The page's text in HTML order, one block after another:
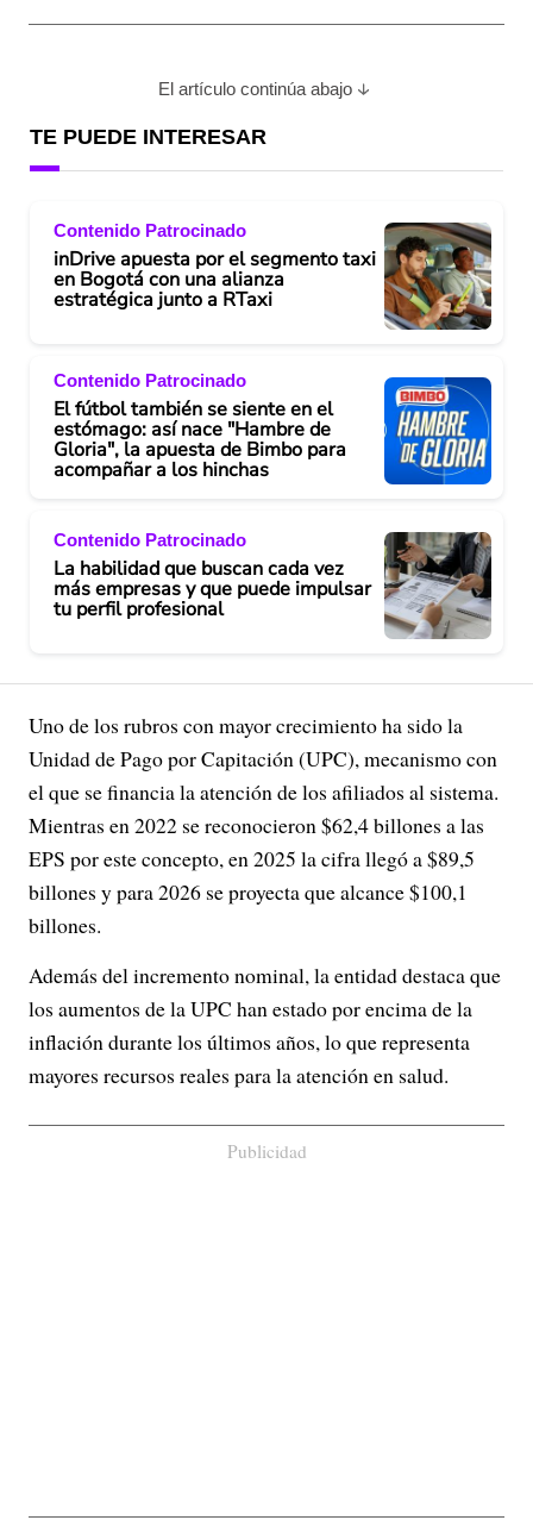
El artículo continúa abajo
TE PUEDE INTERESAR
Contenido Patrocinado
inDrive apuesta por el segmento taxi
en Bogotá con una alianza
estratégica junto a RTaxi
Contenido Patrocinado
El fútbol también se siente en el
estómago: así nace "Hambre de
Gloria", la apuesta de Bimbo para
acompañar a los hinchas
Contenido Patrocinado
La habilidad que buscan cada vez
más empresas y que puede impulsar
tu perfil profesional
Uno de los rubros con mayor crecimiento ha sido la
Unidad de Pago por Capitación (UPC), mecanismo con
el que se financia la atención de los afiliados al sistema.
Mientras en 2022 se reconocieron $62,4 billones a las
EPS por este concepto, en 2025 la cifra llegó a $89,5
billones y para 2026 se proyecta que alcance $100,1
billones.
Además del incremento nominal, la entidad destaca que
los aumentos de la UPC han estado por encima de la
inflación durante los últimos años, lo que representa
mayores recursos reales para la atención en salud.
Publicidad